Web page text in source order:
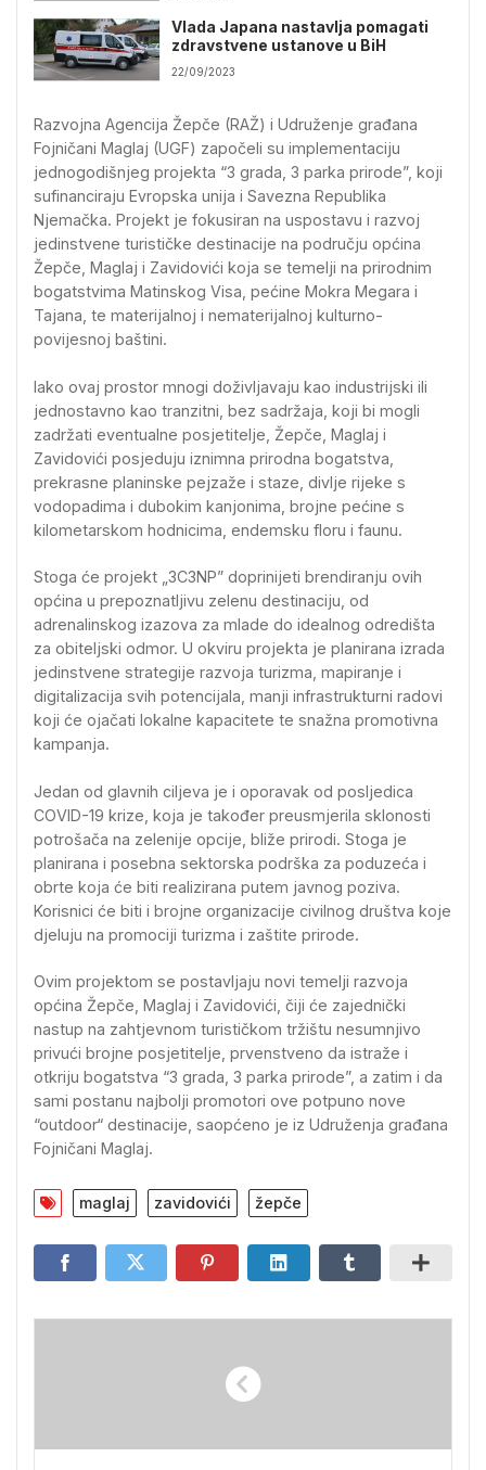
Vlada Japana nastavlja pomagati
zdravstvene ustanove u BiH
22/09/2023
Razvojna Agencija Žepče (RAŽ) i Udruženje građana
Fojničani Maglaj (UGF) započeli su implementaciju
jednogodišnjeg projekta “3 grada, 3 parka prirode”, koji
sufinanciraju Evropska unija i Savezna Republika
Njemačka. Projekt je fokusiran na uspostavu i razvoj
jedinstvene turističke destinacije na području općina
Žepče, Maglaj i Zavidovići koja se temelji na prirodnim
bogatstvima Matinskog Visa, pećine Mokra Megara i
Tajana, te materijalnoj i nematerijalnoj kulturno-
povijesnoj baštini.
Iako ovaj prostor mnogi doživljavaju kao industrijski ili
jednostavno kao tranzitni, bez sadržaja, koji bi mogli
zadržati eventualne posjetitelje, Žepče, Maglaj i
Zavidovići posjeduju iznimna prirodna bogatstva,
prekrasne planinske pejzaže i staze, divlje rijeke s
vodopadima i dubokim kanjonima, brojne pećine s
kilometarskom hodnicima, endemsku floru i faunu.
Stoga će projekt „3C3NP” doprinijeti brendiranju ovih
općina u prepoznatljivu zelenu destinaciju, od
adrenalinskog izazova za mlade do idealnog odredišta
za obiteljski odmor. U okviru projekta je planirana izrada
jedinstvene strategije razvoja turizma, mapiranje i
digitalizacija svih potencijala, manji infrastrukturni radovi
koji će ojačati lokalne kapacitete te snažna promotivna
kampanja.
Jedan od glavnih ciljeva je i oporavak od posljedica
COVID-19 krize, koja je također preusmjerila sklonosti
potrošača na zelenije opcije, bliže prirodi. Stoga je
planirana i posebna sektorska podrška za poduzeća i
obrte koja će biti realizirana putem javnog poziva.
Korisnici će biti i brojne organizacije civilnog društva koje
djeluju na promociji turizma i zaštite prirode.
Ovim projektom se postavljaju novi temelji razvoja
općina Žepče, Maglaj i Zavidovići, čiji će zajednički
nastup na zahtjevnom turističkom tržištu nesumnjivo
privući brojne posjetitelje, prvenstveno da istraže i
otkriju bogatstva “3 grada, 3 parka prirode”, a zatim i da
sami postanu najbolji promotori ove potpuno nove
“outdoor“ destinacije, saopćeno je iz Udruženja građana
Fojničani Maglaj.
maglaj zavidovići žepče